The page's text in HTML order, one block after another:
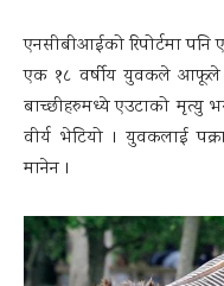
एनसीबीआईको रिपोर्टमा
एक १८ वर्षीय युवकले आफूले
बाच्छीहरुमध्ये एउटाको मृत्यु
वीर्य भेटियो । युवकलाई
मानेन ।